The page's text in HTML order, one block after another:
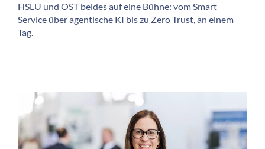
HSLU und OST beides auf eine Bühne: vom Smart
Service über agentische KI bis zu Zero Trust, an einem
Tag.